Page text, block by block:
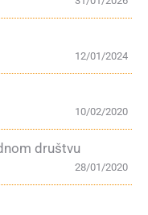
12/01/2024
10/02/2020
društvu
28/01/2020